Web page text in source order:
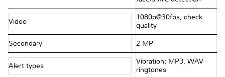
Video
1080p@30fps, check
quality
Secondary 2 MP
Alert types
Vibration; MP3, WAV
ringtones